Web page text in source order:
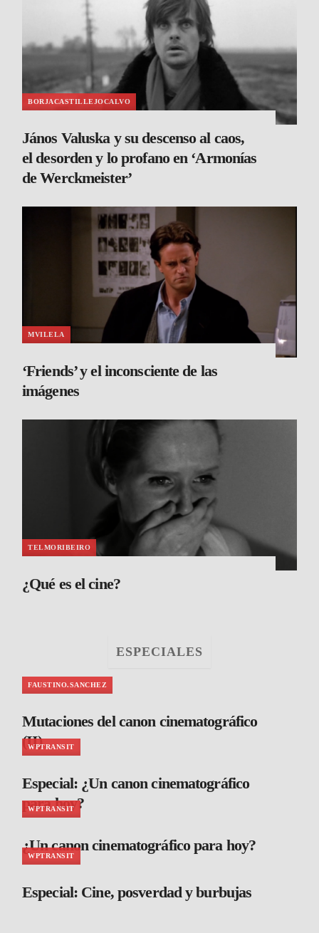
BORJACASTILLEJOCALVO
János Valuska y su descenso al caos,
el desorden y lo profano en ‘Armonías
de Werckmeister’
MVILELA
‘Friends’ y el inconsciente de las
imágenes
TELMORIBEIRO
¿Qué es el cine?
ESPECIALES
FAUSTINO.SANCHEZ
Mutaciones del canon cinematográfico
(II)
WPTRANSIT
Especial: ¿Un canon cinematográfico
para hoy?
WPTRANSIT
¿Un canon cinematográfico para hoy?
WPTRANSIT
Especial: Cine, posverdad y burbujas